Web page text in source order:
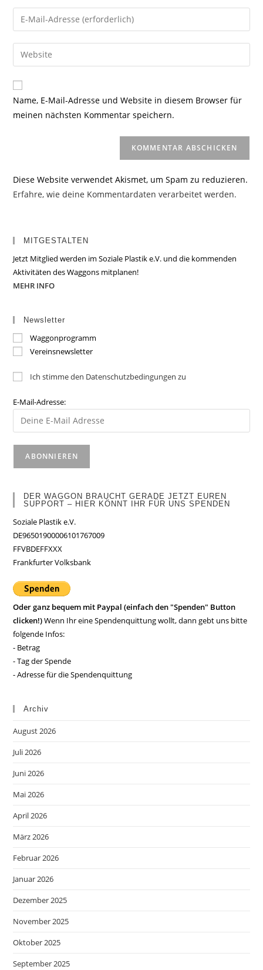
Namen
oder
zum
Kommentieren
ein
Gib
deine
E-
Mail-
zum
Kommentieren
ein
Gib
deine
Website-
URL
Name, E-Mail-Adresse und Website in diesem Browser für
meinen nächsten Kommentar speichern.
Diese Website verwendet Akismet, um Spam zu reduzieren.
Erfahre, wie deine Kommentardaten verarbeitet werden.
MITGESTALTEN
Jetzt Mitglied werden im Soziale Plastik e.V. und die kommenden
Aktivitäten des Waggons mitplanen!
MEHR INFO
Newsletter
Waggonprogramm
Vereinsnewsletter
Ich stimme den Datenschutzbedingungen zu
E-Mail-Adresse:
DER WAGGON BRAUCHT GERADE JETZT EUREN
SUPPORT – HIER KÖNNT IHR FÜR UNS SPENDEN
Soziale Plastik e.V.
DE96501900006101767009
FFVBDEFFXXX
Frankfurter Volksbank
Oder ganz bequem mit Paypal (einfach den "Spenden" Button
clicken!)Wenn Ihr eine Spendenquittung wollt, dann gebt uns bitte
folgende Infos:
- Betrag
- Tag der Spende
- Adresse für die Spendenquittung
Archiv
August 2026
Juli 2026
Juni 2026
Mai 2026
April 2026
März 2026
Februar 2026
Januar 2026
Dezember 2025
November 2025
Oktober 2025
September 2025